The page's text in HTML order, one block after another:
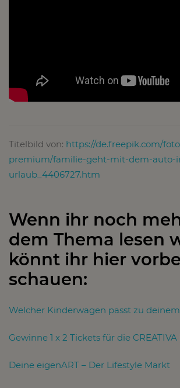
Titelbild von: https://de.freepik.com/
premium/familie-geht-mit-dem-auto-
urlaub_4406727.htm
Wenn ihr noch
dem Thema lesen
könnt ihr hier
schauen:
Welcher Kinderwagen passt zu
Gewinne 1 x 2 Tickets für die
Deine eigenART – Der Lifestyle Markt